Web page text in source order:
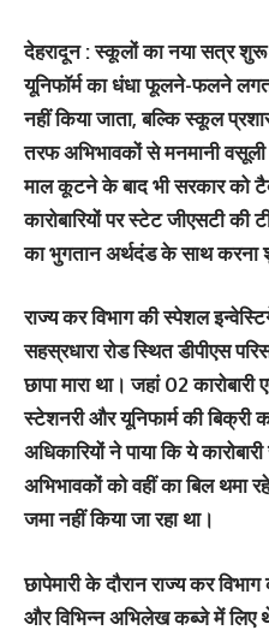
देहरादून : स्कूलों का नया सत्र
यूनिफॉर्म का धंधा फूलने-फलने
नहीं किया जाता, बल्कि स्कूल
तरफ अभिभावकों से मनमानी
माल कूटने के बाद भी सरकार को
कारोबारियों पर स्टेट जीएसटी
का भुगतान अर्थदंड के साथ करना
राज्य कर विभाग की स्पेशल
सहस्रधारा रोड स्थित डीपीएस
छापा मारा था। जहां 02
स्टेशनरी और यूनिफार्म की बिक्री
अधिकारियों ने पाया कि ये
अभिभावकों को वहीं का बिल थमा
जमा नहीं किया जा रहा था।
छापेमारी के दौरान राज्य कर
और विभिन्न अभिलेख कब्जे में